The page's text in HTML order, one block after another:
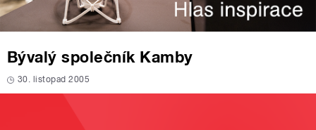
Bývalý společník Kamby
30. listopad 2005